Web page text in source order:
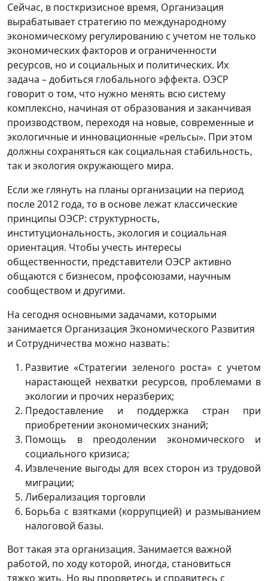
Сейчас, в посткризисное время, Организация
вырабатывает стратегию по международному
экономическому регулированию с учетом не только
экономических факторов и ограниченности
ресурсов, но и социальных и политических. Их
задача – добиться глобального эффекта. ОЭСР
говорит о том, что нужно менять всю систему
комплексно, начиная от образования и заканчивая
производством, переходя на новые, современные и
экологичные и инновационные «рельсы». При этом
должны сохраняться как социальная стабильность,
так и экология окружающего мира.
Если же глянуть на планы организации на период
после 2012 года, то в основе лежат классические
принципы ОЭСР: структурность,
институциональность, экология и социальная
ориентация. Чтобы учесть интересы
общественности, представители ОЭСР активно
общаются с бизнесом, профсоюзами, научным
сообществом и другими.
На сегодня основными задачами, которыми
занимается Организация Экономического Развития
и Сотрудничества можно назвать:
Развитие «Стратегии зеленого роста» с учетом
нарастающей нехватки ресурсов, проблемами в
экологии и прочих неразберих;
Предоставление и поддержка стран при
приобретении экономических знаний;
Помощь в преодолении экономического и
социального кризиса;
Извлечение выгоды для всех сторон из трудовой
миграции;
Либерализация торговли
Борьба с взятками (коррупцией) и размыванием
налоговой базы.
Вот такая эта организация. Занимается важной
работой, по ходу которой, иногда, становиться
тяжко жить. Но вы прорветесь и справитесь с